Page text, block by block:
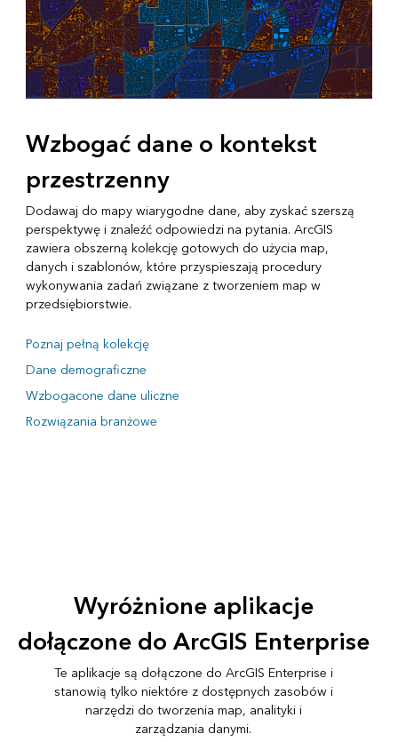
Wzbogać dane o kontekst
przestrzenny
Dodawaj do mapy wiarygodne dane, aby zyskać szerszą
perspektywę i znaleźć odpowiedzi na pytania. ArcGIS
zawiera obszerną kolekcję gotowych do użycia map,
danych i szablonów, które przyspieszają procedury
wykonywania zadań związane z tworzeniem map w
przedsiębiorstwie.
Poznaj pełną kolekcję
Dane demograficzne
Wzbogacone dane uliczne
Rozwiązania branżowe
Wyróżnione aplikacje
dołączone do ArcGIS Enterprise
Te aplikacje są dołączone do ArcGIS Enterprise i
stanowią tylko niektóre z dostępnych zasobów i
narzędzi do tworzenia map, analityki i
zarządzania danymi.